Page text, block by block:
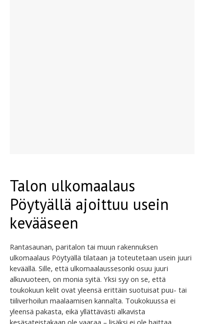
Talon ulkomaalaus
Pöytyällä ajoittuu usein
kevääseen
Rantasaunan, paritalon tai muun rakennuksen
ulkomaalaus Pöytyällä tilataan ja toteutetaan usein juuri
keväällä. Sille, että ulkomaalaussesonki osuu juuri
alkuvuoteen, on monia syitä. Yksi syy on se, että
toukokuun kelit ovat yleensä erittäin suotuisat puu- tai
tiiliverhoilun maalaamisen kannalta. Toukokuussa ei
yleensä pakasta, eikä yllättävästi alkavista
kesäsateistakaan ole vaaraa – lisäksi ei ole haittaa